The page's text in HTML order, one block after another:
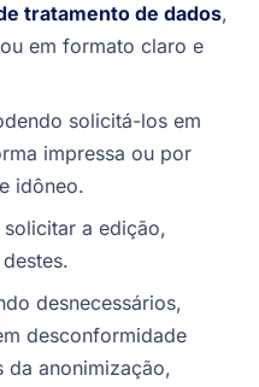
tratamento de dados,
em formato claro e
solicitá-los em
impressa ou por
idôneo.
solicitar a edição,
desnecessários,
desconformidade
da anonimização,